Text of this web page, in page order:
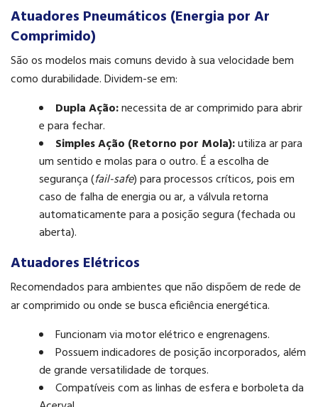
Atuadores Pneumáticos (Energia por Ar
Comprimido)
São os modelos mais comuns devido à sua velocidade bem
como durabilidade. Dividem-se em:
Dupla Ação:necessita de ar comprimido para abrir
e para fechar.
Simples Ação (Retorno por Mola):utiliza ar para
um sentido e molas para o outro. É a escolha de
segurança (fail-safe) para processos críticos, pois em
caso de falha de energia ou ar, a válvula retorna
automaticamente para a posição segura (fechada ou
aberta).
Atuadores Elétricos
Recomendados para ambientes que não dispõem de rede de
ar comprimido ou onde se busca eficiência energética.
Funcionam via motor elétrico e engrenagens.
Possuem indicadores de posição incorporados, além
de grande versatilidade de torques.
Compatíveis com as linhas de esfera e borboleta da